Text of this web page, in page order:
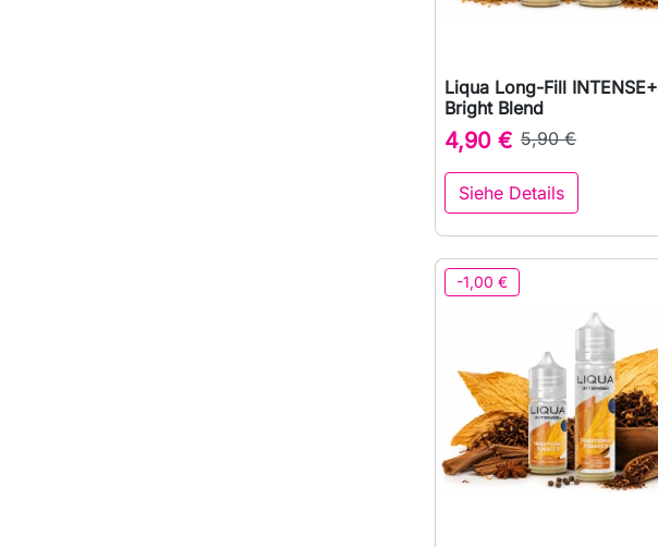
 Vorschau
Liqua Long-Fill INTENSE+
Bright Blend
4,90 € 5,90 €
Siehe Details
-1,00 €